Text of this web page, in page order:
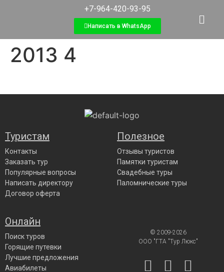
+7-964-420-93-95
Написать в WhatsApp
2013 4
© 2009-2026
ООО "ГТА "Тур Люкс"
Онлайн
Поиск туров
Горящие путевки
Лучшие предложения
Авиабилеты
Полезное
Отзывы туристов
Памятки туристам
Свадебные туры
Паломнические туры
Туристам
Контакты
Заказать тур
Популярные вопросы
Написать директору
Договор оферта